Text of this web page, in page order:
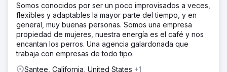
Somos conocidos por ser un poco improvisados a veces,
flexibles y adaptables la mayor parte del tiempo, y en
general, muy buenas personas. Somos una empresa
propiedad de mujeres, nuestra energía es el café y nos
encantan los perros. Una agencia galardonada que
trabaja con empresas de todo tipo.
Santee, California, United States +1